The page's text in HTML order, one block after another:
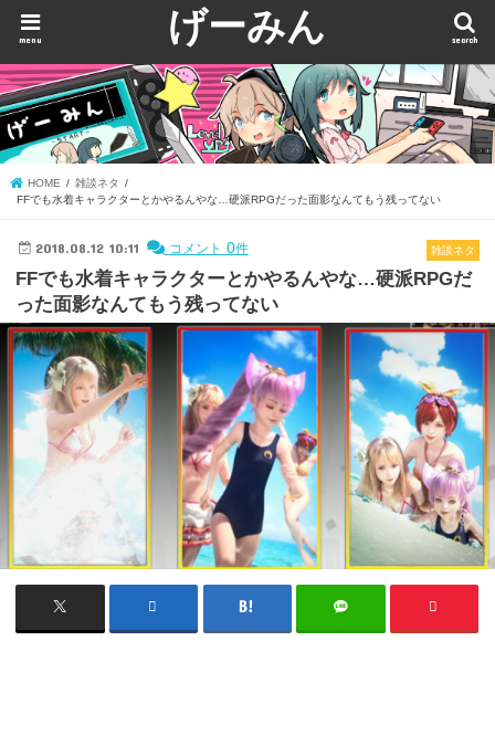
げーみん search
menu
HOME
雑談ネタ
FFでも水着キャラクターとかやるんやな…硬派RPGだった面影なんてもう残ってない
雑談ネタ
2018.08.12 10:11 コメント 0件
FFでも水着キャラクターとかやるんやな…硬派RPGだ
った面影なんてもう残ってない